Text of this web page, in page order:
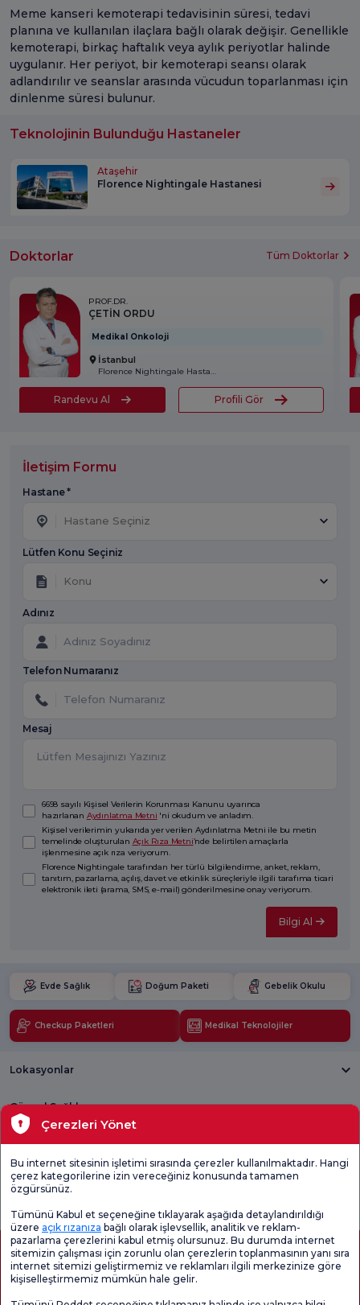
Meme kanseri kemoterapi tedavisinin süresi, tedavi
planına ve kullanılan ilaçlara bağlı olarak değişir. Genellikle
kemoterapi, birkaç haftalık veya aylık periyotlar halinde
uygulanır. Her periyot, bir kemoterapi seansı olarak
adlandırılır ve seanslar arasında vücudun toparlanması için
dinlenme süresi bulunur.
Teknolojinin Bulunduğu Hastaneler
Ataşehir
Florence Nightingale Hastanesi
Doktorlar Tüm Doktorlar
PROF.DR.
ÇETİN ORDU
Medikal Onkoloji
İstanbul
Randevu Al Profili Gör
İletişim Formu
Hastane *
Hastane Seçiniz
Lütfen Konu Seçiniz
Konu
Adınız
Telefon Numaranız
Mesaj
6698 sayılı Kişisel Verilerin Korunması Kanunu uyarınca
hazırlanan Aydınlatma Metni 'ni okudum ve anladım.
Kişisel verilerimin yukarıda yer verilen Aydınlatma Metni ile bu metin
temelinde oluşturulan Açık Rıza Metni’nde belirtilen amaçlarla
işlenmesine açık rıza veriyorum.
Florence Nightingale tarafından her türlü bilgilendirme, anket, reklam,
tanıtım, pazarlama, açılış, davet ve etkinlik süreçleriyle ilgili tarafıma ticari
elektronik ileti (arama, SMS, e-mail) gönderilmesine onay veriyorum.
Bilgi Al
Evde Sağlık Doğum Paketi Gebelik Okulu
Checkup Paketleri Medikal Teknolojiler
Lokasyonlar
Güncel Sağlık
Tıbbi Birimler
Genel
Memnuniyet
Çerezleri Yönet
Bu internet sitesinin işletimi sırasında çerezler kullanılmaktadır. Hangi
çerez kategorilerine izin vereceğiniz konusunda tamamen
özgürsünüz.
Tümünü Kabul et seçeneğine tıklayarak aşağıda detaylandırıldığı
üzere açık rızanıza bağlı olarak işlevsellik, analitik ve reklam-
pazarlama çerezlerini kabul etmiş olursunuz. Bu durumda internet
sitemizin çalışması için zorunlu olan çerezlerin toplanmasının yanı sıra
internet sitemizi geliştirmemiz ve reklamları ilgili merkezinize göre
kişiselleştirmemiz mümkün hale gelir.